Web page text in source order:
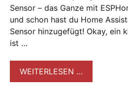
Sensor – das Ganze mit
und schon hast du Home
Sensor hinzugefügt! Okay, ein
ist …
WEITERLESEN …